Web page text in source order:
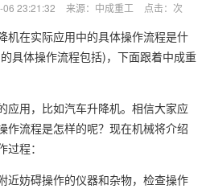
23:21:32 来源：中成重工 点击： 次
机在实际应用中的具体操作流程是什
具体操作流程包括)，下面跟着中成重
应用，比如汽车升降机。相信大家应
作流程是怎样的呢？现在机械将介绍
程：
近妨碍操作的仪器和杂物，检查操作